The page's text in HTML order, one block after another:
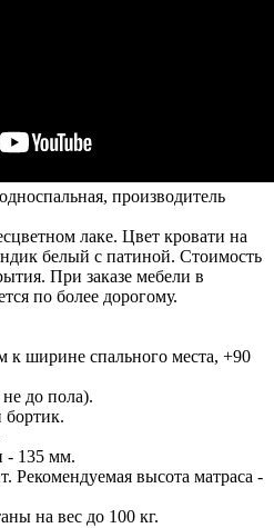
производитель
лаке. Цвет кровати на
белый с патиной. Стоимость
При заказе мебели в
по более дорогому.
к ширине спального места, +90
до пола).
бортик.
- 135 мм.
Рекомендуемая высота матраса -
на вес до 100 кг.